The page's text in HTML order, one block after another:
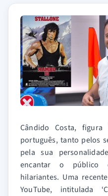
Cândido Costa,
português, tanto pelos
pela sua
encantar o público
hilariantes. Uma
YouTube, intitulada